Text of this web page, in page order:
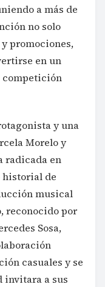
a más de
no solo
promociones,
en un
competición
y una
Morelo y
radicada en
historial de
musical
reconocido por
Sosa,
casuales y se
invitara a sus